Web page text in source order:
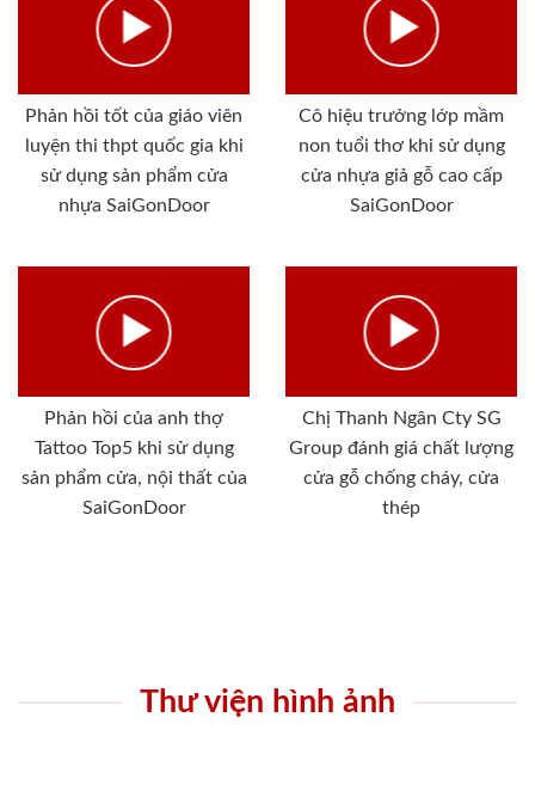
Phản hồi tốt của giáo viên
luyện thi thpt quốc gia khi
sử dụng sản phẩm cửa
nhựa SaiGonDoor
Cô hiệu trưởng lớp mầm
non tuổi thơ khi sử dụng
cửa nhựa giả gỗ cao cấp
SaiGonDoor
Phản hồi của anh thợ
Tattoo Top5 khi sử dụng
sản phẩm cửa, nội thất của
SaiGonDoor
Chị Thanh Ngân Cty SG
Group đánh giá chất lượng
cửa gỗ chống cháy, cửa
thép
Thư viện hình ảnh